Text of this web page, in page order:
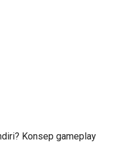
Konsep gameplay